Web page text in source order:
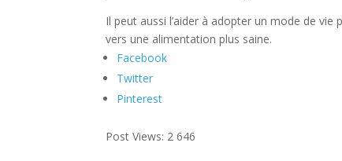
Il peut aussi l’aider à adopter un mode de
vers une alimentation plus saine.
Facebook
Twitter
Pinterest
Post Views: 2 646